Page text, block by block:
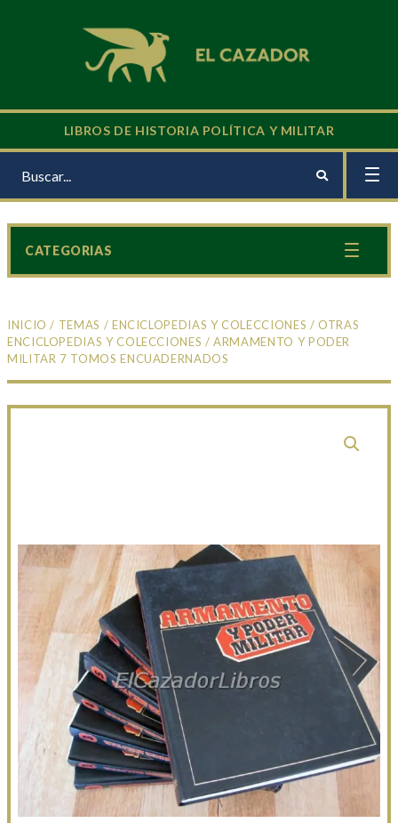
LIBROS DE HISTORIA POLÍTICA Y MILITAR
INICIO / TEMAS / ENCICLOPEDIAS Y COLECCIONES /OTRAS
ENCICLOPEDIAS Y COLECCIONES / ARMAMENTO Y PODER
MILITAR 7 TOMOS ENCUADERNADOS
CATEGORIAS